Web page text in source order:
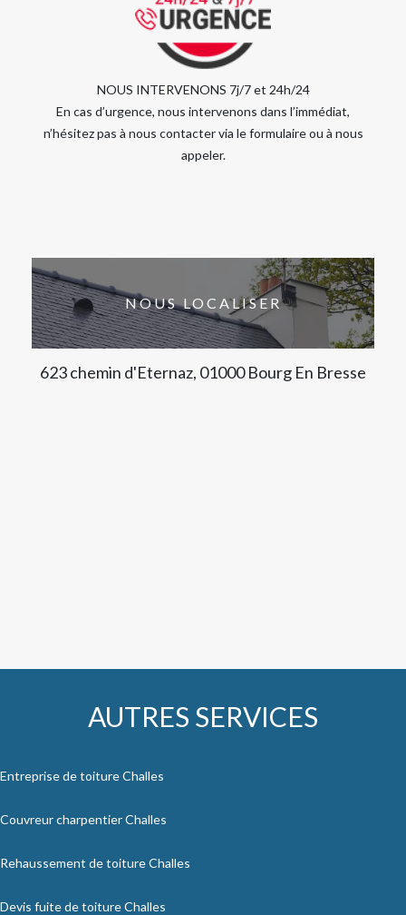
NOUS INTERVENONS 7j/7 et 24h/24
En cas d’urgence, nous intervenons dans l’immédiat,
n’hésitez pas à nous contacter via le formulaire ou à nous
appeler.
NOUS LOCALISER
623 chemin d'Eternaz, 01000 Bourg En Bresse
AUTRES SERVICES
Entreprise de toiture Challes
Couvreur charpentier Challes
Rehaussement de toiture Challes
Devis fuite de toiture Challes